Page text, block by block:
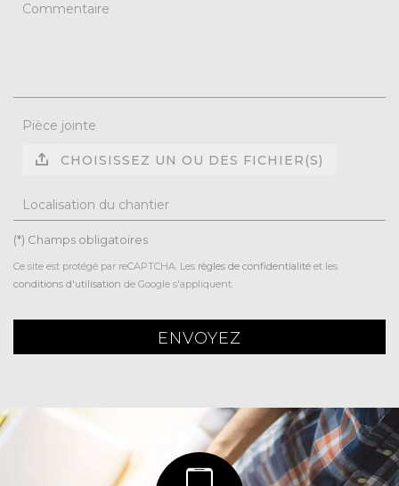
Commentaire
Pièce jointe
CHOISISSEZ UN OU DES FICHIER(S)
Localisation du chantier
(*) Champs obligatoires
Ce site est protégé par reCAPTCHA. Les règles de confidentialité et les
conditions d'utilisation de Google s'appliquent.
ENVOYEZ